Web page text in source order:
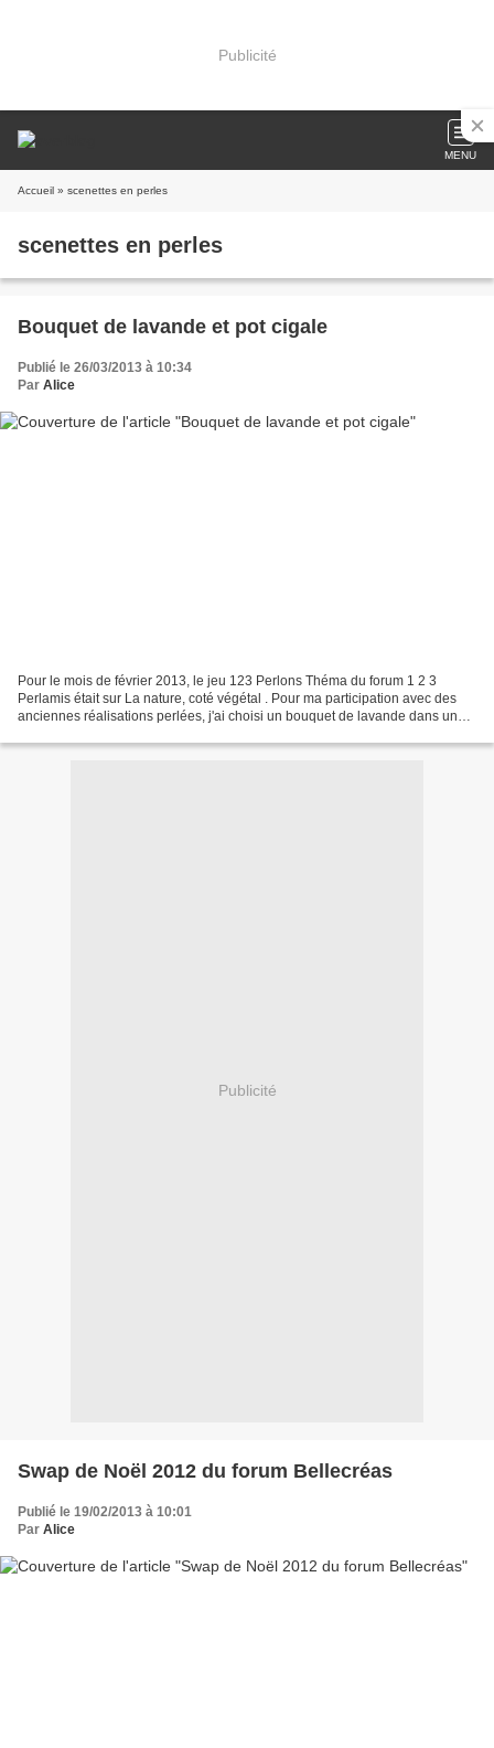
Publicité
MENU
Accueil » scenettes en perles
scenettes en perles
Bouquet de lavande et pot cigale
Publié le 26/03/2013 à 10:34
Par Alice
Pour le mois de février 2013, le jeu 123 Perlons Théma du forum 1 2 3
Perlamis était sur La nature, coté végétal . Pour ma participation avec des
anciennes réalisations perlées, j'ai choisi un bouquet de lavande dans un
Publicité
Swap de Noël 2012 du forum Bellecréas
Publié le 19/02/2013 à 10:01
Par Alice